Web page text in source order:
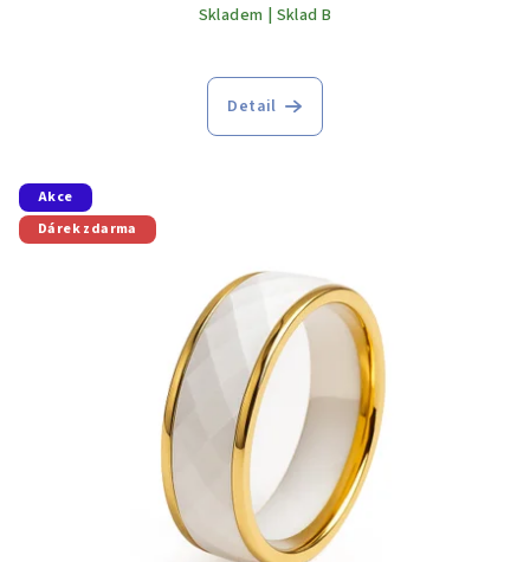
Skladem | Sklad B
Detail
Akce
Dárek zdarma